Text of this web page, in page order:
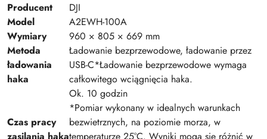
Producent
DJI
Model
A2EWH-100A
Wymiary
960 × 805 × 669 mm
Metoda
ładowania
haka
Ładowanie bezprzewodowe, ładowanie przez
USB-C*Ładowanie bezprzewodowe wymaga
całkowitego wciągnięcia haka.
Czas pracy
Ok. 10 godzin
*Pomiar wykonany w idealnych warunkach
bezwietrznych, na poziomie morza, w